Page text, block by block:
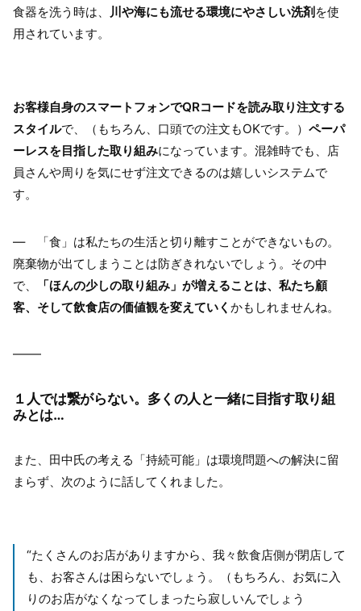
食器を洗う時は、 川や海にも流せる環境にやさしい洗剤を使
用されています。
お客様自身のスマートフォンでQRコードを読み取り注文する
スタイルで、（もちろん、口頭での注文もOKです。） ペーパ
ーレスを目指した取り組みになっています。混雑時でも、店
員さんや周りを気にせず注文できるのは嬉しいシステムで
す。
― 「食」は私たちの生活と切り離すことができないもの。
廃棄物が出てしまうことは防ぎきれないでしょう。その中
で、
「ほんの少しの取り組み」が増えることは、私たち顧
客、そして飲食店の価値観を変えていく かもしれませんね。
１人では繋がらない。多くの人と一緒に目指す取り組
みとは…
また、田中氏の考える「持続可能」は環境問題への解決に留
まらず、次のように話してくれました。
“たくさんのお店がありますから、我々飲食店側が閉店して
も、お客さんは困らないでしょう。（もちろん、お気に入
りのお店がなくなってしまったら寂しいんでしょう